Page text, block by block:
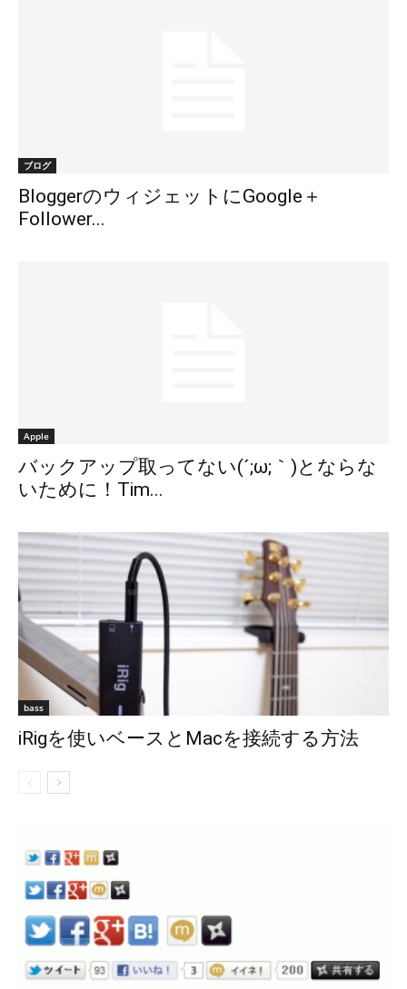
ブログ
BloggerのウィジェットにGoogle＋
Follower...
Apple
バックアップ取ってない(´;ω;｀)とならな
いために！Tim...
bass
iRigを使いベースとMacを接続する方法